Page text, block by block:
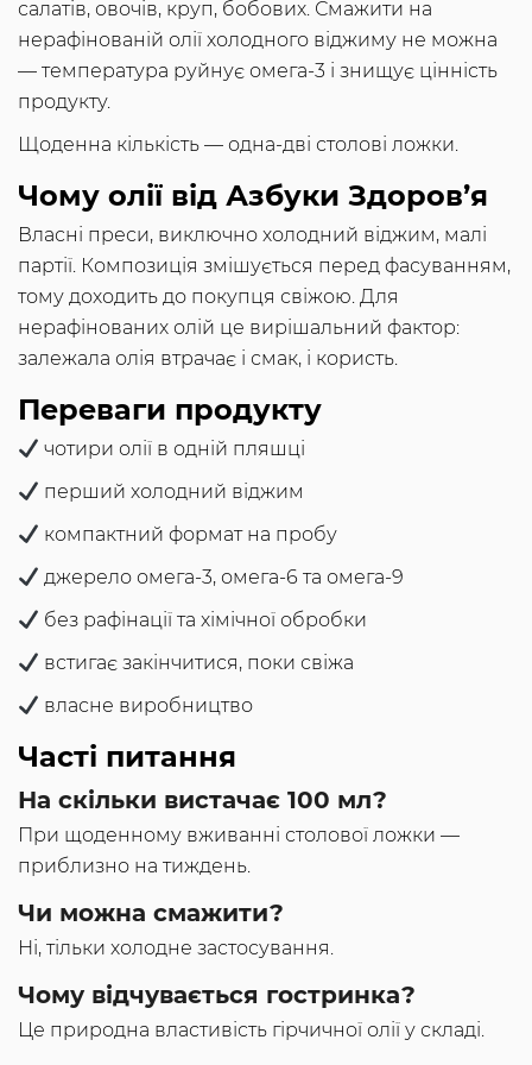
салатів, овочів, круп, бобових. Смажити на
нерафінованій олії холодного віджиму не можна
— температура руйнує омега-3 і знищує цінність
продукту.
Щоденна кількість — одна-дві столові ложки.
Чому олії від Азбуки Здоров’я
Власні преси, виключно холодний віджим, малі
партії. Композиція змішується перед фасуванням,
тому доходить до покупця свіжою. Для
нерафінованих олій це вирішальний фактор:
залежала олія втрачає і смак, і користь.
Переваги продукту
чотири олії в одній пляшці
перший холодний віджим
компактний формат на пробу
джерело омега-3, омега-6 та омега-9
без рафінації та хімічної обробки
встигає закінчитися, поки свіжа
власне виробництво
Часті питання
На скільки вистачає 100 мл?
При щоденному вживанні столової ложки —
приблизно на тиждень.
Чи можна смажити?
Ні, тільки холодне застосування.
Чому відчувається гостринка?
Це природна властивість гірчичної олії у складі.